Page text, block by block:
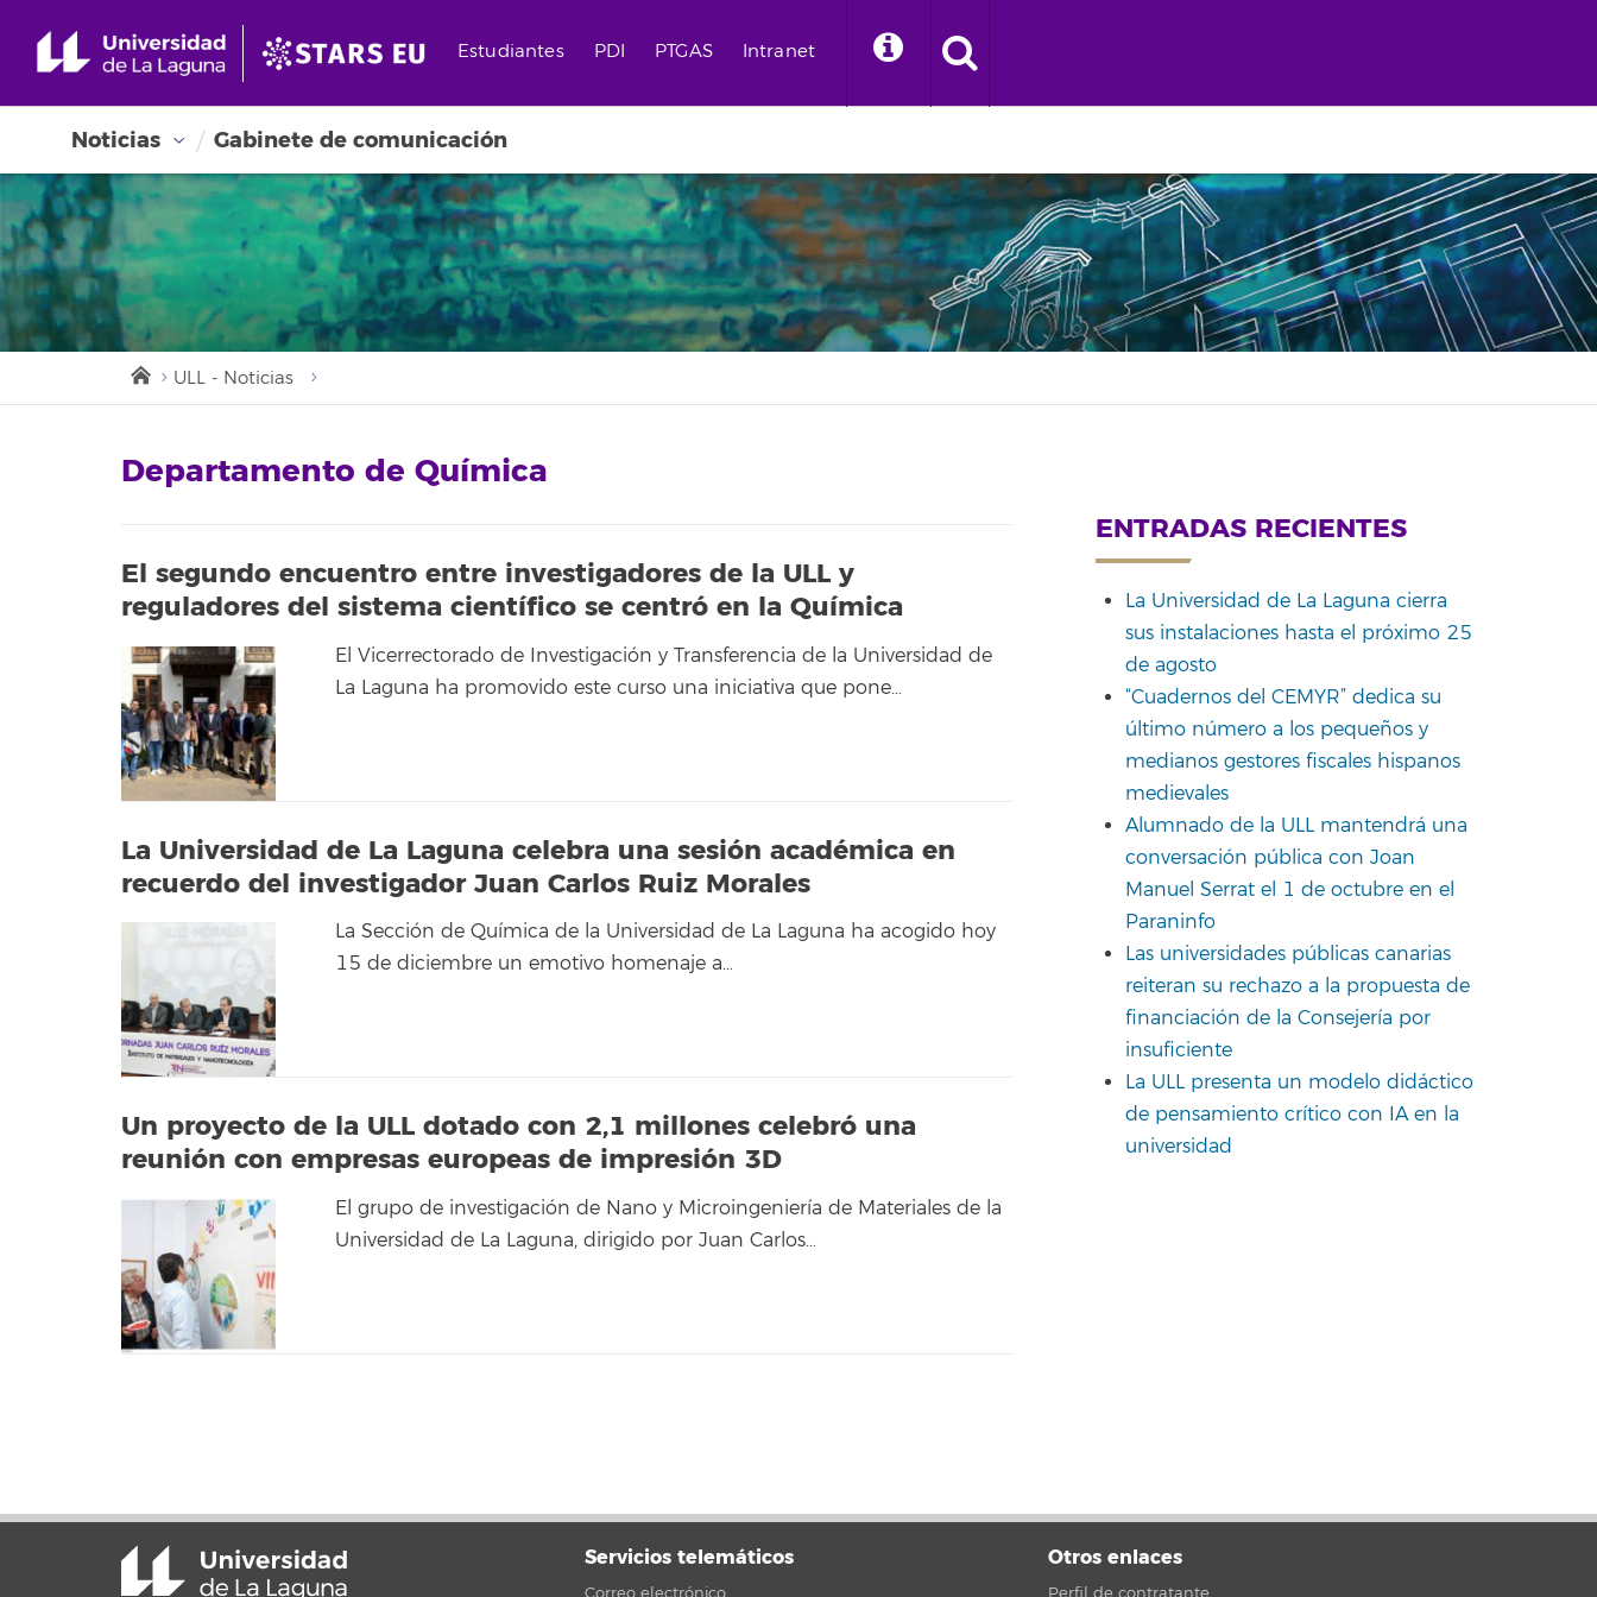
Estudiantes PDI PTGAS Intranet
Noticias Gabinete de comunicación
ULL - Noticias
Departamento de Química
El segundo encuentro entre investigadores de la ULL y
reguladores del sistema científico se centró en la Química
El Vicerrectorado de Investigación y Transferencia de la Universidad de
La Laguna ha promovido este curso una iniciativa que pone…
La Universidad de La Laguna celebra una sesión académica en
recuerdo del investigador Juan Carlos Ruiz Morales
La Sección de Química de la Universidad de La Laguna ha acogido hoy
15 de diciembre un emotivo homenaje a…
Un proyecto de la ULL dotado con 2,1 millones celebró una
reunión con empresas europeas de impresión 3D
El grupo de investigación de Nano y Microingeniería de Materiales de la
Universidad de La Laguna, dirigido por Juan Carlos…
ENTRADAS RECIENTES
La Universidad de La Laguna cierra
sus instalaciones hasta el próximo 25
de agosto
“Cuadernos del CEMYR” dedica su
último número a los pequeños y
medianos gestores fiscales hispanos
medievales
Alumnado de la ULL mantendrá una
conversación pública con Joan
Manuel Serrat el 1 de octubre en el
Paraninfo
Las universidades públicas canarias
reiteran su rechazo a la propuesta de
financiación de la Consejería por
insuficiente
La ULL presenta un modelo didáctico
de pensamiento crítico con IA en la
universidad
Servicios telemáticos
Correo electrónico
Otros enlaces
Perfil de contratante